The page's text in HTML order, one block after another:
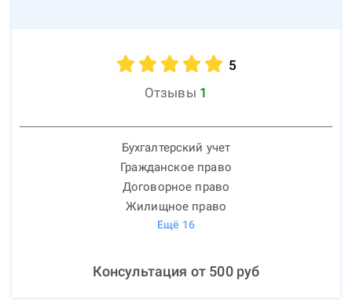
5
Отзывы 1
Бухгалтерский учет
Гражданское право
Договорное право
Жилищное право
Ещё 16
Консультация от 500руб